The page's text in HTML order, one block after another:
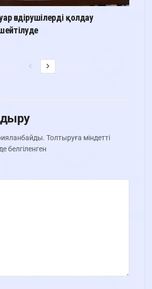
өндірушілерді қолдау
Толтыруға міндетті
белгіленген